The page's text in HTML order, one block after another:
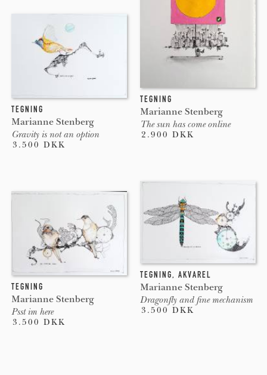
TEGNING
Marianne Stenberg
The sun has come online
2.900 DKK
TEGNING
Marianne Stenberg
Gravity is not an option
3.500 DKK
TEGNING, AKVAREL
Marianne Stenberg
Dragonfly and fine mechanism
3.500 DKK
TEGNING
Marianne Stenberg
Psst im here
3.500 DKK